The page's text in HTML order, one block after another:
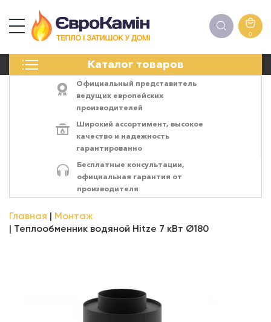
0
Каталог товаров
ПЕЧИ
ЭЛЕКТРОКАМИН
АКСЕССУАРЫ
ЭНЕРГОСИСТЕМЫ
Официальный представитель
ведущих европейских
производителей
Широкий ассортимент, высокое
качество и надежность
гарантированно
Бесплатные консультации,
официальная гарантия от
производителя
Главная
Монтаж
Теплообменник водяной Hitze 7 кВт Ø180